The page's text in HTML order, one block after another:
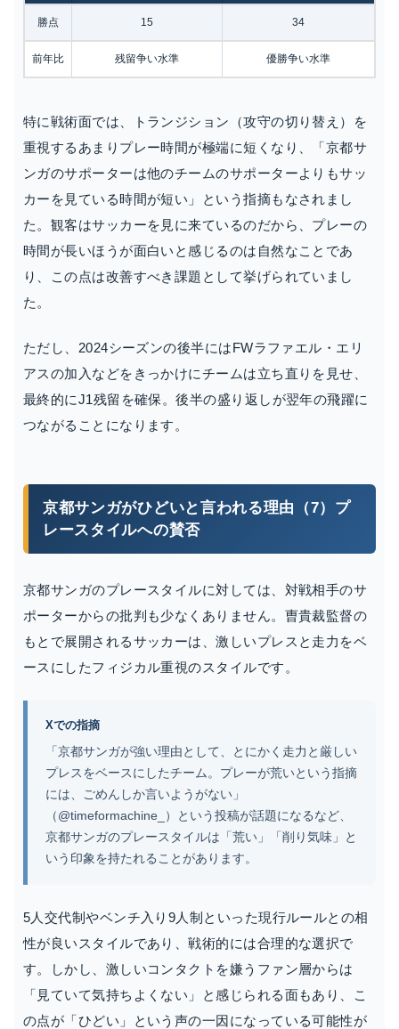
勝点 15 34
前年比 残留争い水準 優勝争い水準
特に戦術面では、トランジション（攻守の切り替え）を
重視するあまりプレー時間が極端に短くなり、「京都サ
ンガのサポーターは他のチームのサポーターよりもサッ
カーを見ている時間が短い」という指摘もなされまし
た。観客はサッカーを見に来ているのだから、プレーの
時間が長いほうが面白いと感じるのは自然なことであ
り、この点は改善すべき課題として挙げられていまし
た。
ただし、2024シーズンの後半にはFWラファエル・エリ
アスの加入などをきっかけにチームは立ち直りを見せ、
最終的にJ1残留を確保。後半の盛り返しが翌年の飛躍に
つながることになります。
京都サンガがひどいと言われる理由（7）プ
レースタイルへの賛否
京都サンガのプレースタイルに対しては、対戦相手のサ
ポーターからの批判も少なくありません。曺貴裁監督の
もとで展開されるサッカーは、激しいプレスと走力をベ
ースにしたフィジカル重視のスタイルです。
Xでの指摘
「京都サンガが強い理由として、とにかく走力と厳しい
プレスをベースにしたチーム。プレーが荒いという指摘
には、ごめんしか言いようがない」
（@timeformachine_）という投稿が話題になるなど、
京都サンガのプレースタイルは「荒い」「削り気味」と
いう印象を持たれることがあります。
5人交代制やベンチ入り9人制といった現行ルールとの相
性が良いスタイルであり、戦術的には合理的な選択で
す。しかし、激しいコンタクトを嫌うファン層からは
「見ていて気持ちよくない」と感じられる面もあり、こ
の点が「ひどい」という声の一因になっている可能性が